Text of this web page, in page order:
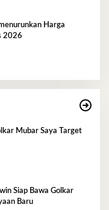
Harga
2026
Mubar Saya Target
Siap Bawa Golkar
Baru